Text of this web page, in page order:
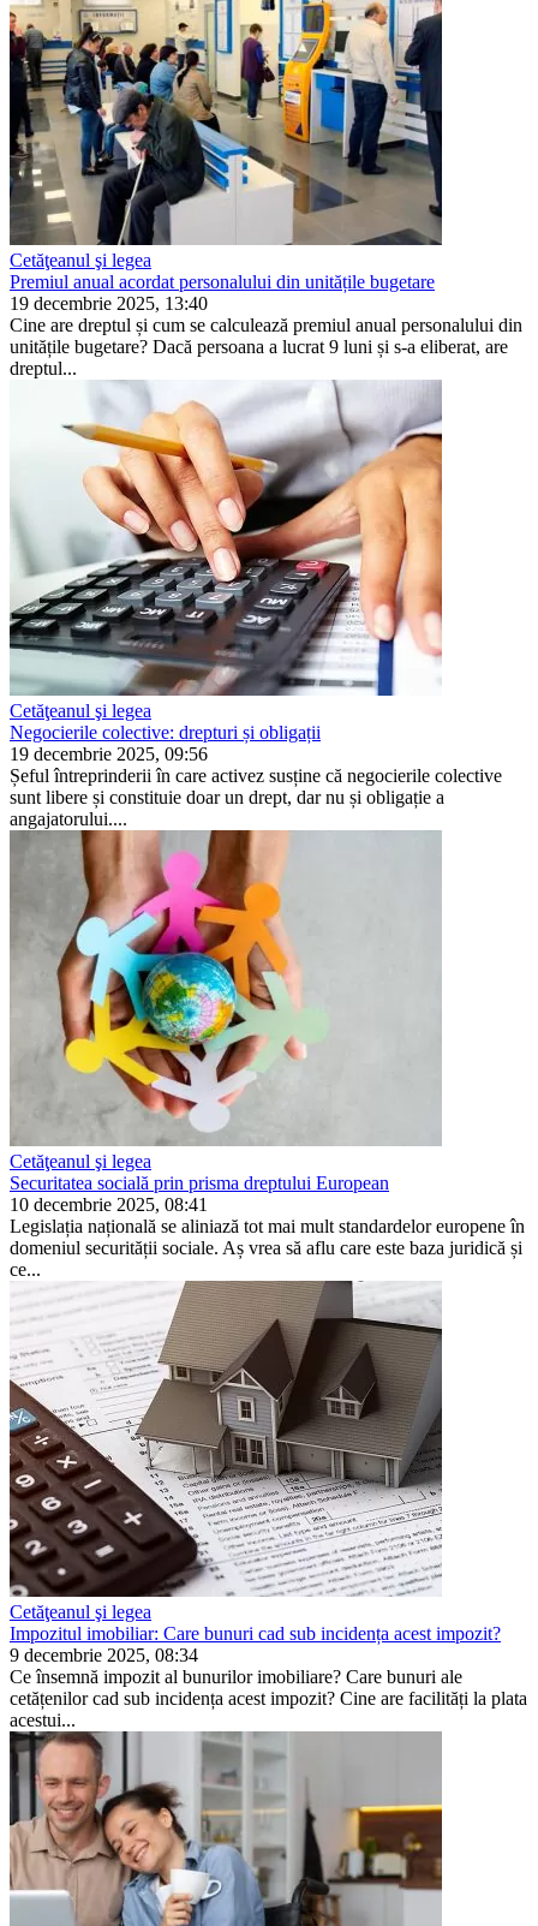
Cetăţeanul şi legea
Premiul anual acordat personalului din unitățile bugetare
19 decembrie 2025, 13:40
Cine are dreptul și cum se calculează premiul anual per­sonalului din
unitățile bugetare? Dacă persoana a lucrat 9 luni și s-a eliberat, are
dreptul...
Cetăţeanul şi legea
Negocierile colective: drepturi și obligații
19 decembrie 2025, 09:56
Șeful întreprinderii în care activez susține că negocieri­le colective
sunt libere și constituie doar un drept, dar nu și obligație a
angajatorului....
Cetăţeanul şi legea
Securitatea socială prin prisma dreptului European
10 decembrie 2025, 08:41
Legislația națională se aliniază tot mai mult standardelor europene în
domeniul securității sociale. Aș vrea să aflu care este baza juridică și
ce...
Cetăţeanul şi legea
Impozitul imobiliar: Care bunuri cad sub incidența acest impozit?
9 decembrie 2025, 08:34
Ce însemnă impozit al bunurilor imobiliare? Care bunuri ale
cetățenilor cad sub incidența acest impozit? Cine are facilități la plata
acestui...